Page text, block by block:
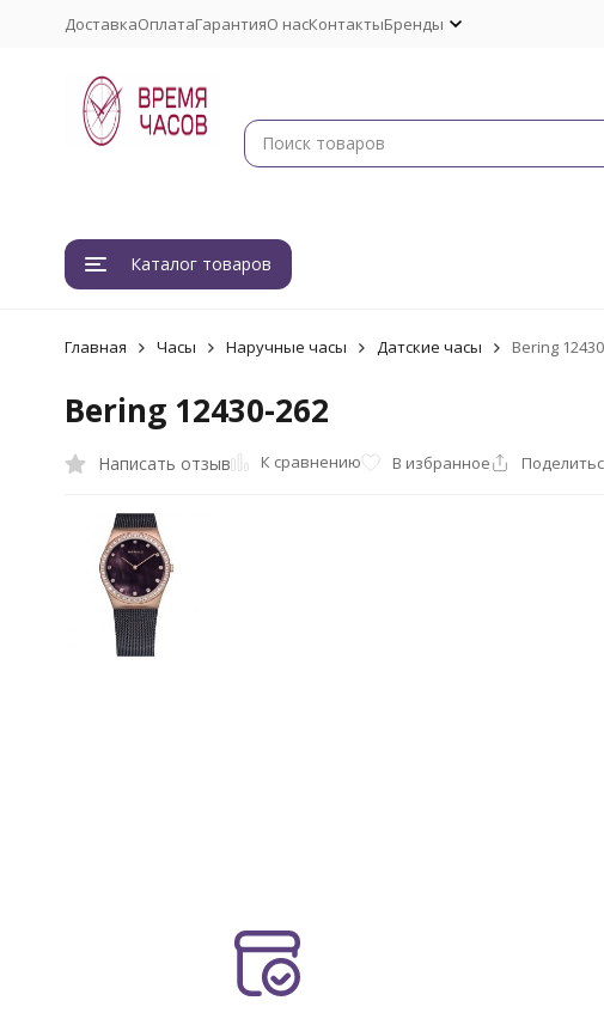
ДоставкаОплатаГарантияО насКонтактыБренды
Каталог товаров
Главная Часы Наручные часы Датские часы Bering
Bering 12430-262
Написать отзыв К сравнению В избранное